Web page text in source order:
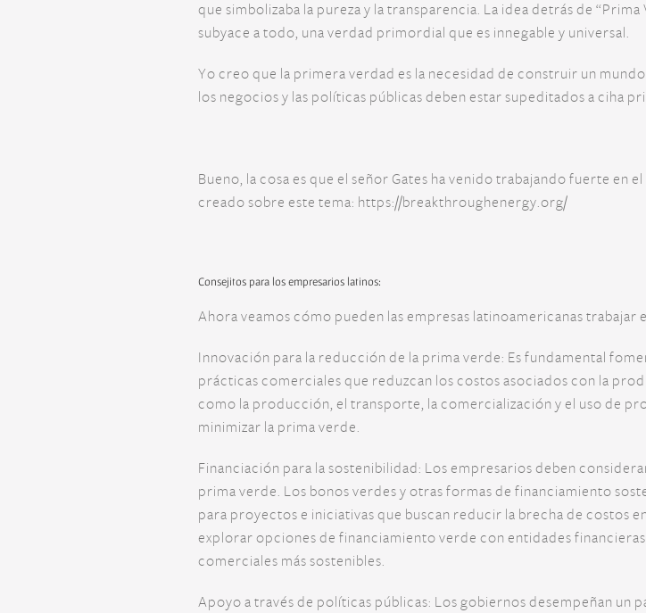
que simbolizaba la pureza y la transparencia. La idea detrás de
subyace a todo, una verdad primordial que es innegable y universal.
Yo creo que la primera verdad es la necesidad de construir un
los negocios y las políticas públicas deben estar supeditados a ciha
Bueno, la cosa es que el señor Gates ha venido trabajando fuerte en
creado sobre este tema: https://breakthroughenergy.org/
Consejitos para los empresarios latinos:
Ahora veamos cómo pueden las empresas latinoamericanas trabajar
Innovación para la reducción de la prima verde: Es fundamental
prácticas comerciales que reduzcan los costos asociados con la
como la producción, el transporte, la comercialización y el uso de
minimizar la prima verde.
Financiación para la sostenibilidad: Los empresarios deben
prima verde. Los bonos verdes y otras formas de financiamiento
para proyectos e iniciativas que buscan reducir la brecha de costos
explorar opciones de financiamiento verde con entidades
comerciales más sostenibles.
Apoyo a través de políticas públicas: Los gobiernos desempeñan un